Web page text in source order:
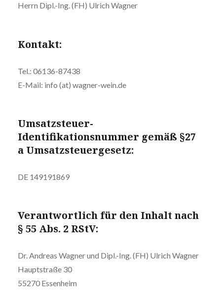
Herrn Dipl.-Ing. (FH) Ulrich Wagner
Kontakt:
Tel.: 06136-87438
E-Mail: info (at) wagner-wein.de
Umsatzsteuer-
Identifikationsnummer gemäß §27
a Umsatzsteuergesetz:
DE 149191869
Verantwortlich für den Inhalt nach
§ 55 Abs. 2 RStV:
Dr. Andreas Wagner und Dipl.-Ing. (FH) Ulrich Wagner
Hauptstraße 30
55270 Essenheim